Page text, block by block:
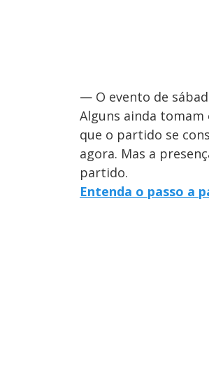
— O evento de
Alguns ainda
que o partido se
agora. Mas a
partido.
Entenda o passo a